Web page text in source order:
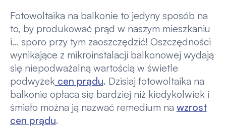
Fotowoltaika na balkonie to jedyny sposób na
to, by produkować prąd w naszym mieszkaniu
i… sporo przy tym zaoszczędzić! Oszczędności
wynikające z mikroinstalacji balkonowej wydają
się niepodważalną wartością w świetle
podwyżekcen prądu. Dzisiaj fotowoltaika na
balkonie opłaca się bardziej niż kiedykolwiek i
śmiało można ją nazwać remedium na wzrost
cen prądu.